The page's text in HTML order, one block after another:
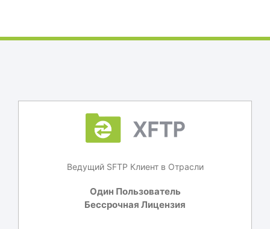
Ведущий SFTP Клиент в Отрасли
Один Пользователь
Бессрочная Лицензия